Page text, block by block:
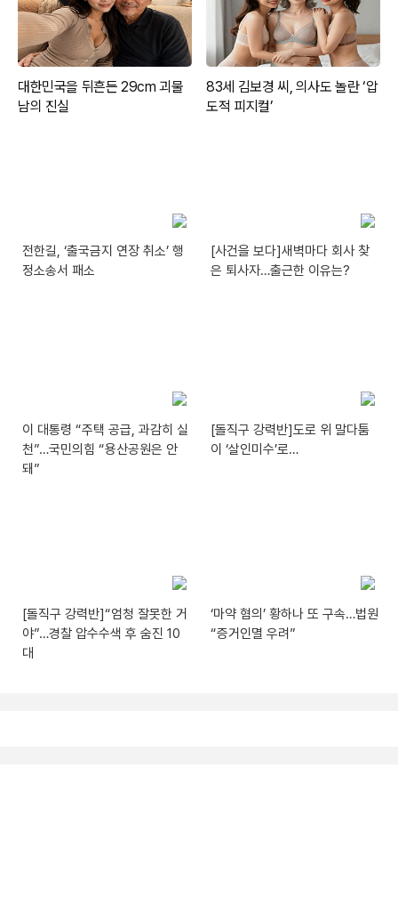
전한길, ‘출국금지 연장 취소’ 행
정소송서 패소
[사건을 보다]새벽마다 회사 찾
은 퇴사자…출근한 이유는?
이 대통령 “주택 공급, 과감히 실
천”…국민의힘 “용산공원은 안
돼”
[돌직구 강력반]도로 위 말다툼
이 ‘살인미수’로…
[돌직구 강력반]“엄청 잘못한 거
야”…경찰 압수수색 후 숨진 10
대
‘마약 혐의’ 황하나 또 구속…법원
“증거인멸 우려”